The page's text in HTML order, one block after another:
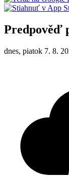
Predpověď
dnes, piatok 7. 8.